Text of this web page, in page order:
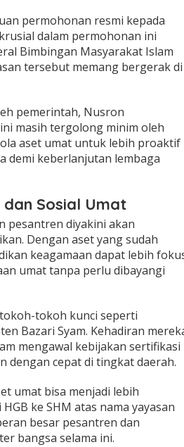
permohonan resmi kepada
dalam permohonan ini
Bimbingan Masyarakat Islam
tersebut memang bergerak di
pemerintah, Nusron
masih tergolong minim oleh
aset umat untuk lebih proaktif
demi keberlanjutan lembaga
Sosial Umat
pesantren diyakini akan
Dengan aset yang sudah
keagamaan dapat lebih
umat tanpa perlu dibayangi
tokoh kunci seperti
Bazari Syam. Kehadiran
mengawal kebijakan sertifikasi
dengan cepat di tingkat daerah.
umat bisa menjadi lebih
ke SHM atas nama yayasan
besar pesantren dan
bangsa selama ini.